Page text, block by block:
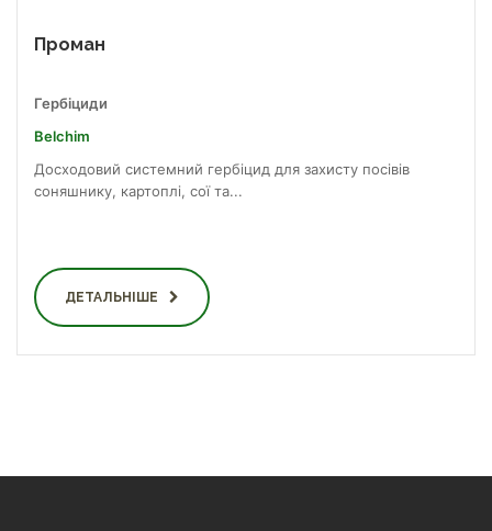
Проман
Гербіциди
Belchim
Досходовий системний гербіцид для захисту посівів
соняшнику, картоплі, сої та...
ДЕТАЛЬНІШЕ